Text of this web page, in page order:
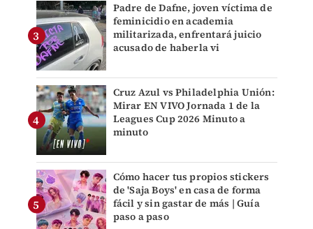
Padre de Dafne, joven víctima de
feminicidio en academia
militarizada, enfrentará juicio
acusado de haberla vi
Cruz Azul vs Philadelphia Unión:
Mirar EN VIVO Jornada 1 de la
Leagues Cup 2026 Minuto a
minuto
Cómo hacer tus propios stickers
de 'Saja Boys' en casa de forma
fácil y sin gastar de más | Guía
paso a paso